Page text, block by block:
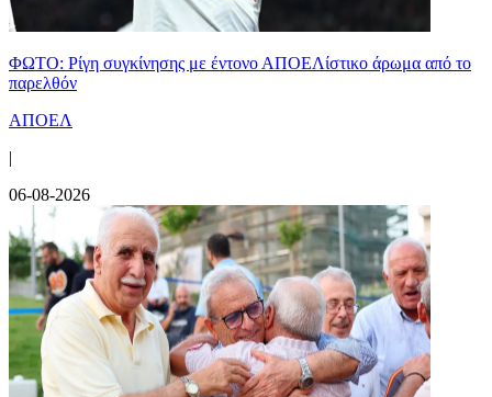
ΦΩΤΟ: Ρίγη συγκίνησης με έντονο ΑΠΟΕΛίστικο άρωμα από το
παρελθόν
ΑΠΟΕΛ
|
06-08-2026